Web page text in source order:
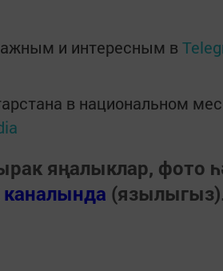
и интересным в
в национальном
яңалыклар, фото
каналында